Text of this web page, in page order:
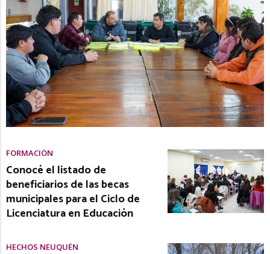
FORMACIÓN
Conocé el listado de
beneficiarios de las becas
municipales para el Ciclo de
Licenciatura en Educación
HECHOS NEUQUÉN